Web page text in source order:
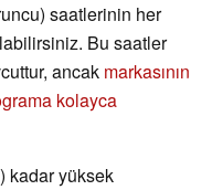
saatlerinin her
Bu saatler
ancak markasının
kolayca
kadar yüksek